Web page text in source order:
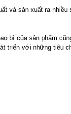
và sản xuất ra
bì của sản phẩm
triển với những tiêu